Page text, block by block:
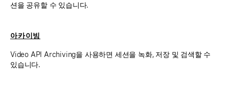
션을 공유할 수 있습니다.
아카이빙
Video API Archiving을 사용하면 세션을 녹화, 저장 및 검색할 수
있습니다.